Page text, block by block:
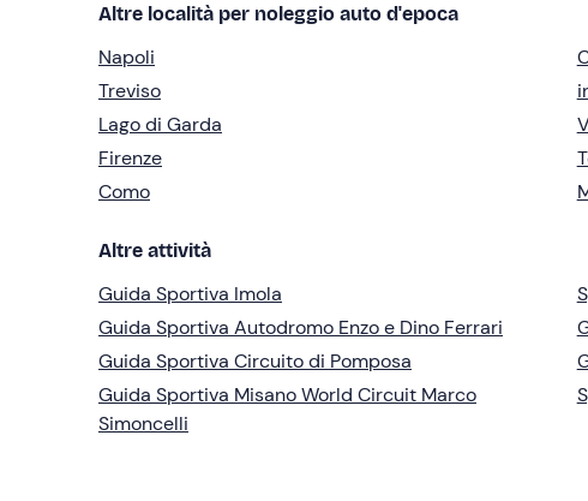
Altre località per noleggio auto d'epoca
Napoli
Treviso
Lago di Garda
Firenze
Como
Altre attività
Guida Sportiva Imola
Guida Sportiva Autodromo Enzo e Dino Ferrari
Guida Sportiva Circuito di Pomposa
Guida Sportiva Misano World Circuit Marco
Simoncelli